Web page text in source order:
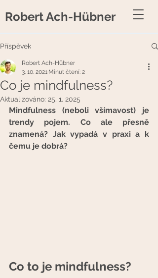
Robert Ach-Hübner
Příspěvek
Co je mindfulness?
Robert Ach-Hübner
3. 10. 2021 Minut čtení: 2
Aktualizováno: 25. 1. 2025
Mindfulness (neboli všímavost) je
trendy pojem. Co ale přesně
znamená? Jak vypadá v praxi a k
čemu je dobrá?
Co to je mindfulness?